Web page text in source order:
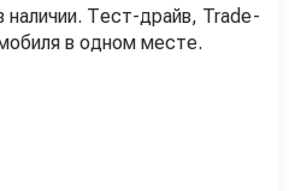
наличии. Тест-драйв, Trade-
в одном месте.